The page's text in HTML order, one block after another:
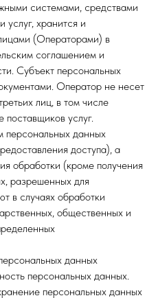
системами, средствами
услуг, хранится и
(Операторами) в
соглашением и
Субъект персональных
Оператор не несет
лиц, в том числе
поставщиков услуг.
персональных данных
доступа), а
обработки (кроме получения
разрешенных для
в случаях обработки
общественных и
данных
персональных данных.
персональных данных